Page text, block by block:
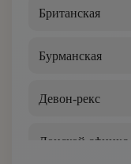
Британская
Бурманская
Девон-рекс
Донской сфинкс